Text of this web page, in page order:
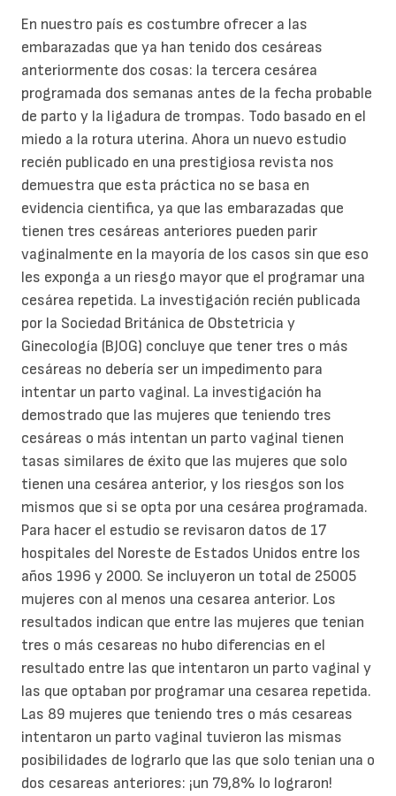
En nuestro país es costumbre ofrecer a las
embarazadas que ya han tenido dos cesáreas
anteriormente dos cosas: la tercera cesárea
programada dos semanas antes de la fecha probable
de parto y la ligadura de trompas. Todo basado en el
miedo a la rotura uterina. Ahora un nuevo estudio
recién publicado en una prestigiosa revista nos
demuestra que esta práctica no se basa en
evidencia cientifica, ya que las embarazadas que
tienen tres cesáreas anteriores pueden parir
vaginalmente en la mayoría de los casos sin que eso
les exponga a un riesgo mayor que el programar una
cesárea repetida. La investigación recién publicada
por la Sociedad Británica de Obstetricia y
Ginecología (BJOG) concluye que tener tres o más
cesáreas no debería ser un impedimento para
intentar un parto vaginal. La investigación ha
demostrado que las mujeres que teniendo tres
cesáreas o más intentan un parto vaginal tienen
tasas similares de éxito que las mujeres que solo
tienen una cesárea anterior, y los riesgos son los
mismos que si se opta por una cesárea programada.
Para hacer el estudio se revisaron datos de 17
hospitales del Noreste de Estados Unidos entre los
años 1996 y 2000. Se incluyeron un total de 25005
mujeres con al menos una cesarea anterior. Los
resultados indican que entre las mujeres que tenian
tres o más cesareas no hubo diferencias en el
resultado entre las que intentaron un parto vaginal y
las que optaban por programar una cesarea repetida.
Las 89 mujeres que teniendo tres o más cesareas
intentaron un parto vaginal tuvieron las mismas
posibilidades de lograrlo que las que solo tenian una o
dos cesareas anteriores: ¡un 79,8% lo lograron!